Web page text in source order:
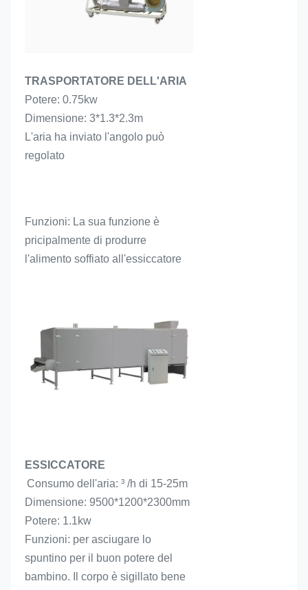
TRASPORTATORE DELL'ARIA
Potere: 0.75kw
Dimensione: 3*1.3*2.3m
L'aria ha inviato l'angolo può
regolato
Funzioni: La sua funzione è
pricipalmente di produrre
l'alimento soffiato all'essiccatore
ESSICCATORE
Consumo dell'aria: ³ /h di 15-25m
Dimensione: 9500*1200*2300mm
Potere: 1.1kw
Funzioni: per asciugare lo
spuntino per il buon potere del
bambino.
Il corpo è sigillato bene